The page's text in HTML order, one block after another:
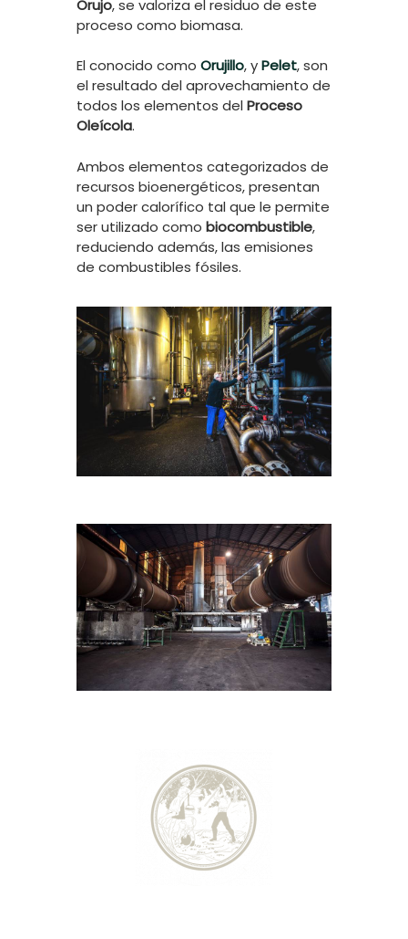
Orujo, se valoriza el residuo de este
proceso como biomasa.
El conocido como Orujillo, yPelet, son
el resultado del aprovechamiento de
todos los elementos del Proceso
Oleícola.
Ambos elementos categorizados de
recursos bioenergéticos, presentan
un poder calorífico tal que le permite
ser utilizado como biocombustible,
reduciendo además, las emisiones
de combustibles fósiles.